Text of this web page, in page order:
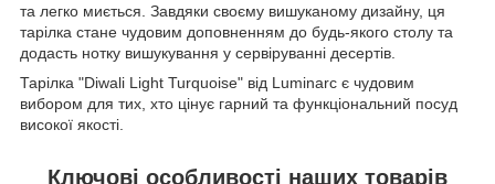
та легко миється. Завдяки своєму вишуканому дизайну, ця
тарілка стане чудовим доповненням до будь-якого столу та
додасть нотку вишукування у сервіруванні десертів.
Тарілка "Diwali Light Turquoise" від Luminarc є чудовим
вибором для тих, хто цінує гарний та функціональний посуд
високої якості.
Ключові особливості наших товарів